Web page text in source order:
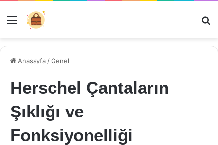
Menü
Anasayfa /Genel
Herschel Çantaların
Şıklığı ve
Fonksiyonelliği